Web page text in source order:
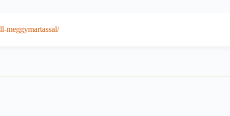
meggymartassal/